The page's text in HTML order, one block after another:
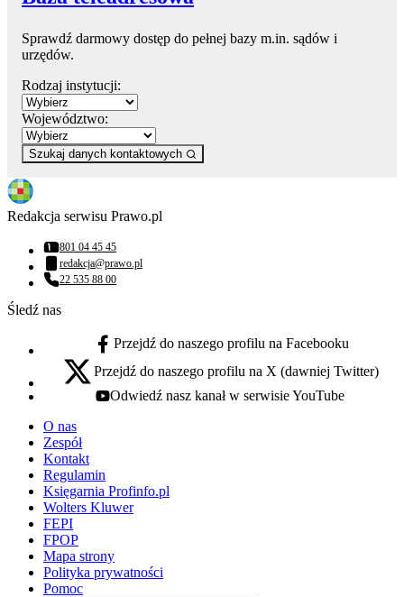
Sprawdź darmowy dostęp do pełnej bazy m.in. sądów i
urzędów.
Rodzaj instytucji:
Województwo:
Szukaj danych kontaktowych
Redakcja serwisu Prawo.pl
Numer telefonu:
801 04 45 45
Adres email:
redakcja@prawo.pl
Numer telefonu:
22 535 88 00
Śledź nas
facebook - otwiera się w nowej karcie
Przejdź do naszego profilu na Facebooku
x - otwiera się w nowej karcie
Przejdź do naszego profilu na X (dawniej Twitter)
youtube - otwiera się w nowej karcie
Odwiedź nasz kanał w serwisie YouTube
O nas
Zespół
Kontakt
Regulamin
Księgarnia Profinfo.pl
Wolters Kluwer
FEPI
FPOP
Mapa strony
Polityka prywatności
Pomoc